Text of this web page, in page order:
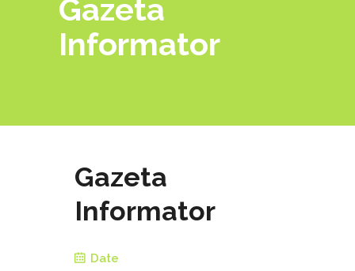
Gazeta
Informator
Gazeta
Informator
Date